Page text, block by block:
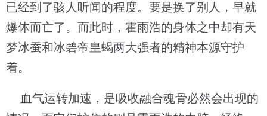
已经到了骇人听闻的程度。要是换了别人，早就
爆体而亡了。而此时，霍雨浩的身体之中却有天
梦冰蚕和冰碧帝皇蝎两大强者的精神本源守护
着。
血气运转加速，是吸收融合魂骨必然会出现的